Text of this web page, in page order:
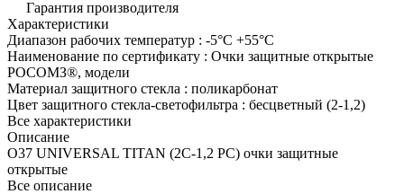
Гарантия производителя
Характеристики
Диапазон рабочих температур : -5°C +55°C
Наименование по сертификату : Очки защитные открытые
РОСОМЗ®, модели
Материал защитного стекла : поликарбонат
Цвет защитного стекла-светофильтра : бесцветный (2-1,2)
Все характеристики
Описание
О37 UNIVERSAL TITAN (2С-1,2 PС) очки защитные
открытые
Все описание